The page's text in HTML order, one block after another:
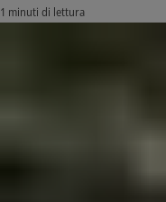
1 minuti di lettura